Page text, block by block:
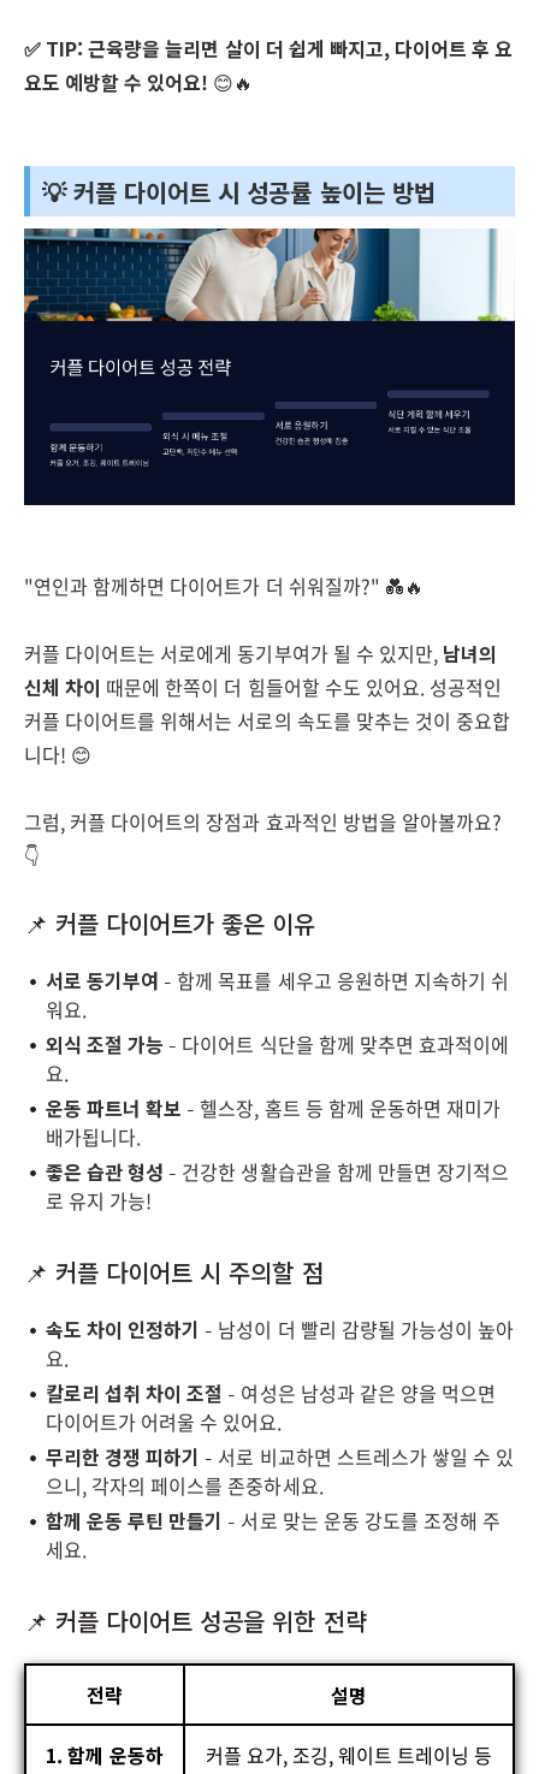
✅ TIP: 근육량을 늘리면 살이 더 쉽게 빠지고, 다이어트 후 요
요도 예방할 수 있어요! 😊🔥
💡 커플 다이어트 시 성공률 높이는 방법
"연인과 함께하면 다이어트가 더 쉬워질까?" 💑🔥
커플 다이어트는 서로에게 동기부여가 될 수 있지만, 남녀의
신체 차이 때문에 한쪽이 더 힘들어할 수도 있어요. 성공적인
커플 다이어트를 위해서는 서로의 속도를 맞추는 것이 중요합
니다! 😊
그럼, 커플 다이어트의 장점과 효과적인 방법을 알아볼까요?
👇
📌 커플 다이어트가 좋은 이유
서로 동기부여 – 함께 목표를 세우고 응원하면 지속하기 쉬
워요.
외식 조절 가능 – 다이어트 식단을 함께 맞추면 효과적이에
요.
운동 파트너 확보 – 헬스장, 홈트 등 함께 운동하면 재미가
배가됩니다.
좋은 습관 형성 – 건강한 생활습관을 함께 만들면 장기적으
로 유지 가능!
📌 커플 다이어트 시 주의할 점
속도 차이 인정하기 – 남성이 더 빨리 감량될 가능성이 높아
요.
칼로리 섭취 차이 조절 – 여성은 남성과 같은 양을 먹으면
다이어트가 어려울 수 있어요.
무리한 경쟁 피하기 – 서로 비교하면 스트레스가 쌓일 수 있
으니, 각자의 페이스를 존중하세요.
함께 운동 루틴 만들기 – 서로 맞는 운동 강도를 조정해 주
세요.
📌 커플 다이어트 성공을 위한 전략
전략 설명
1. 함께 운동하
커플 요가, 조깅, 웨이트 트레이닝 등